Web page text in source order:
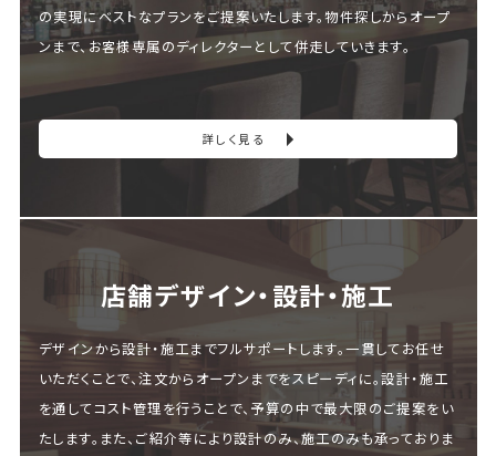
の実現にベストなプランをご提案いたします。物件探しからオープ
ンまで、お客様専属のディレクターとして併走していきます。
詳しく見る
店舗デザイン・設計・施⼯
デザインから設計・施工までフルサポートします。一貫してお任せ
いただくことで、注文からオープンまでをスピーディに。設計・施工
を通してコスト管理を行うことで、予算の中で最大限のご提案をい
たします。また、ご紹介等により設計のみ、施工のみも承っておりま